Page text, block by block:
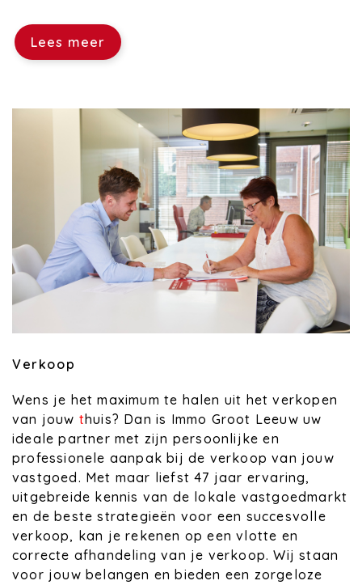
Lees meer
Verkoop
Wens je het maximum te halen uit het verkopen
van jouw thuis? Dan is Immo Groot Leeuw uw
ideale partner met zijn persoonlijke en
professionele aanpak bij de verkoop van jouw
vastgoed. Met maar liefst 47 jaar ervaring,
uitgebreide kennis van de lokale vastgoedmarkt
en de beste strategieën voor een succesvolle
verkoop, kan je rekenen op een vlotte en
correcte afhandeling van je verkoop. Wij staan
voor jouw belangen en bieden een zorgeloze